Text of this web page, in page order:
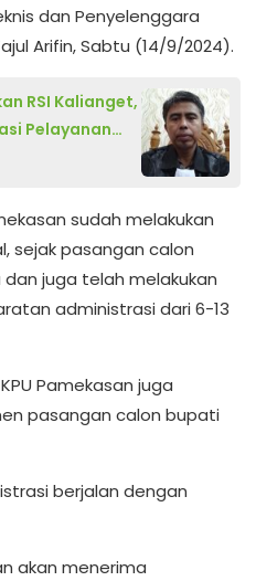
dan Penyelenggara
Arifin, Sabtu (14/9/2024).
RSI Kalianget,
Pelayanan
sudah melakukan
sejak pasangan calon
juga telah melakukan
administrasi dari 6-13
Pamekasan juga
pasangan calon bupati
berjalan dengan
akan menerima